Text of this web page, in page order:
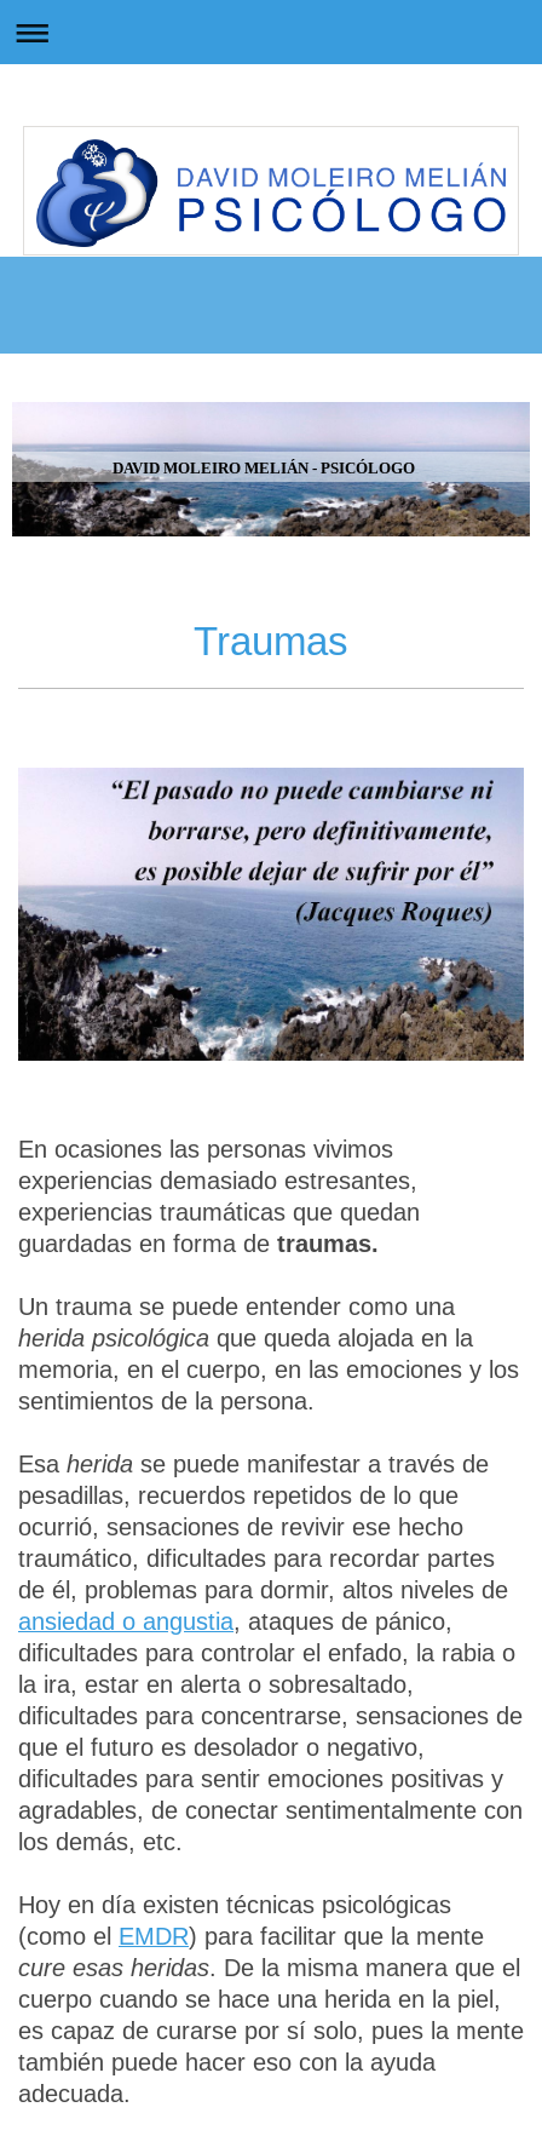
DAVID MOLEIRO MELIÁN - PSICÓLOGO
Traumas
En ocasiones las personas vivimos
experiencias demasiado estresantes,
experiencias traumáticas que quedan
guardadas en forma de traumas.
Un trauma se puede entender como una
herida psicológica que queda alojada en la
memoria, en el cuerpo, en las emociones y los
sentimientos de la persona.
Esa herida se puede manifestar a través de
pesadillas, recuerdos repetidos de lo que
ocurrió, sensaciones de revivir ese hecho
traumático, dificultades para recordar partes
de él, problemas para dormir, altos niveles de
ansiedad o angustia, ataques de pánico,
dificultades para controlar el enfado, la rabia o
la ira, estar en alerta o sobresaltado,
dificultades para concentrarse, sensaciones de
que el futuro es desolador o negativo,
dificultades para sentir emociones positivas y
agradables, de conectar sentimentalmente con
los demás, etc.
Hoy en día existen técnicas psicológicas
(como el EMDR) para facilitar que la mente
cure esas heridas. De la misma manera que el
cuerpo cuando se hace una herida en la piel,
es capaz de curarse por sí solo, pues la mente
también puede hacer eso con la ayuda
adecuada.